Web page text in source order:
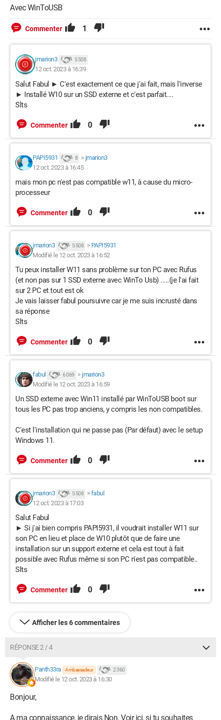
Avec WinToUSB
Commenter 1
jmarion3 5 508
12 oct. 2023 à 16:39
Salut Fabul ► C'est exactement ce que j'ai fait, mais l'inverse
► Installé W10 sur un SSD externe et c'est parfait....
Slts
Commenter 0
PAPI5931 8 > jmarion3
12 oct. 2023 à 16:45
mais mon pc n'est pas compatible w11, à cause du micro-
processeur
Commenter 0
jmarion3 5 508 > PAPI5931
Modifié le 12 oct. 2023 à 16:52
Tu peux installer W11 sans problème sur ton PC avec Rufus
(et non pas sur 1 SSD externe avec WinTo Usb) .....(je l'ai fait
sur 2 PC et tout est ok
Je vais laisser fabul poursuivre car je me suis incrusté dans
sa réponse
Slts
Commenter 0
fabul 6 069 > jmarion3
Modifié le 12 oct. 2023 à 16:59
Un SSD externe avec Win11 installé par WinToUSB boot sur
tous les PC pas trop anciens, y compris les non compatibles.
C'est l'installation qui ne passe pas (Par défaut) avec le setup
Windows 11.
Commenter 0
jmarion3 5 508 > fabul
12 oct. 2023 à 17:03
Salut Fabul
► Si j'ai bien compris PAPI5931, il voudrait installer W11 sur
son PC en lieu et place de W10 plutôt que de faire une
installation sur un support externe et cela est tout à fait
possible avec Rufus même si son PC n'est pas compatible..
Slts
Commenter 0
Afficher les 6 commentaires
RÉPONSE 2 / 4
Panth33ra Ambassadeur 2 360
Modifié le 12 oct. 2023 à 16:30
Bonjour,
A ma connaissance, je dirais Non. Voir ici, si tu souhaites